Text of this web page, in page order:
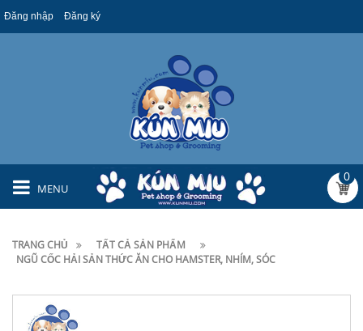
Đăng nhập Đăng ký
MENU
0
TRANG CHỦ
TẤT CẢ SẢN PHẨM
NGŨ CỐC HẢI SẢN THỨC ĂN CHO HAMSTER, NHÍM, SÓC